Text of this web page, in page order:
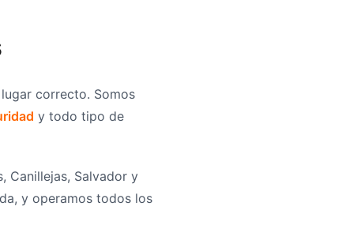
correcto. Somos
y todo tipo de
Canillejas, Salvador y
y operamos todos los